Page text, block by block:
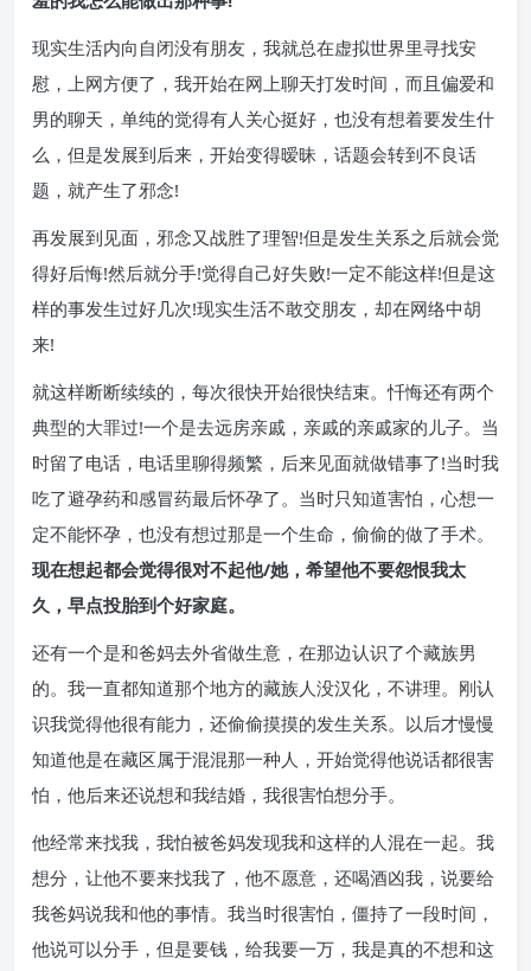
现实生活内向自闭没有朋友，我就总在虚拟世界里寻找安
慰，上网方便了，我开始在网上聊天打发时间，而且偏爱和
男的聊天，单纯的觉得有人关心挺好，也没有想着要发生什
么，但是发展到后来，开始变得暧昧，话题会转到不良话
题，就产生了邪念!
再发展到见面，邪念又战胜了理智!但是发生关系之后就会觉
得好后悔!然后就分手!觉得自己好失败!一定不能这样!但是这
样的事发生过好几次!现实生活不敢交朋友，却在网络中胡
来!
就这样断断续续的，每次很快开始很快结束。忏悔还有两个
典型的大罪过!一个是去远房亲戚，亲戚的亲戚家的儿子。当
时留了电话，电话里聊得频繁，后来见面就做错事了!当时我
吃了避孕药和感冒药最后怀孕了。当时只知道害怕，心想一
定不能怀孕，也没有想过那是一个生命，偷偷的做了手术。
现在想起都会觉得很对不起他/她，希望他不要怨恨我太
久，早点投胎到个好家庭。
还有一个是和爸妈去外省做生意，在那边认识了个藏族男
的。我一直都知道那个地方的藏族人没汉化，不讲理。刚认
识我觉得他很有能力，还偷偷摸摸的发生关系。以后才慢慢
知道他是在藏区属于混混那一种人，开始觉得他说话都很害
怕，他后来还说想和我结婚，我很害怕想分手。
他经常来找我，我怕被爸妈发现我和这样的人混在一起。我
想分，让他不要来找我了，他不愿意，还喝酒凶我，说要给
我爸妈说我和他的事情。我当时很害怕，僵持了一段时间，
他说可以分手，但是要钱，给我要一万，我是真的不想和这